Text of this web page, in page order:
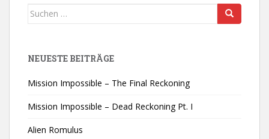
Suchen
NEUESTE BEITRÄGE
Mission Impossible – The Final Reckoning
Mission Impossible – Dead Reckoning Pt. I
Alien Romulus